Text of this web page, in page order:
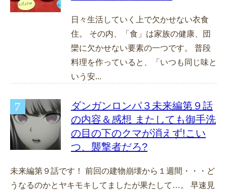
日々生活していく上で欠かせない衣食
住。 その内、「食」は家族の健康、団
欒に欠かせない要素の一つです。 普段
料理を作っていると、「いつも同じ味と
いう安...
ダンガンロンパ３未来編第９話
の内容＆感想 またしても御手洗
の目の下のクマが消えず!こい
つ、襲撃者だろ?
未来編第９話です！ 前回の建物崩壊から１週間・・・ど
うなるのかとヤキモキしてましたが果たして…。 早速見